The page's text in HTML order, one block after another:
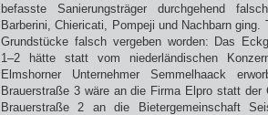
befasste Sanierungsträger durchgehend
Barberini, Chiericati, Pompeji und Nachbarn
Grundstücke falsch vergeben worden: Das
1–2 hätte statt vom niederländischen
Elmshorner Unternehmer Semmelhaack
Brauerstraße 3 wäre an die Firma Elpro statt der
Brauerstraße 2 an die Bietergemeinschaft